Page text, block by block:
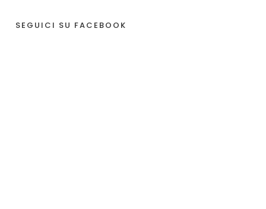
SEGUICI SU FACEBOOK